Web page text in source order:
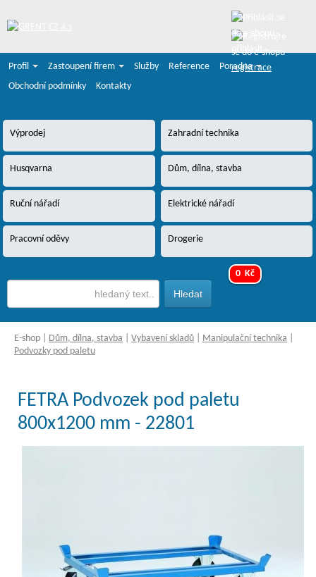
registrace
Profil
Zastoupení firem Služby Reference
Poradna
Obchodní podmínky
Kontakty
Výprodej Zahradní technika
Husqvarna Dům, dílna, stavba
Ruční nářadí Elektrické nářadí
Pracovní oděvy Drogerie
0 Kč
E-shop Dům, dílna, stavba Vybavení skladů Manipulační technika
Podvozky pod paletu
FETRA Podvozek pod paletu
800x1200 mm - 22801